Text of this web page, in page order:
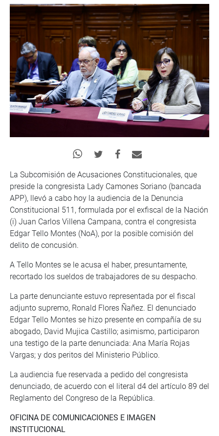
La Subcomisión de Acusaciones Constitucionales, que
preside la congresista Lady Camones Soriano (bancada
APP), llevó a cabo hoy la audiencia de la Denuncia
Constitucional 511, formulada por el exfiscal de la Nación
(i) Juan Carlos Villena Campana, contra el congresista
Edgar Tello Montes (NoA), por la posible comisión del
delito de concusión.
A Tello Montes se le acusa el haber, presuntamente,
recortado los sueldos de trabajadores de su despacho.
La parte denunciante estuvo representada por el fiscal
adjunto supremo, Ronald Flores Ñañez. El denunciado
Edgar Tello Montes se hizo presente en compañía de su
abogado, David Mujica Castillo; asimismo, participaron
una testigo de la parte denunciada: Ana María Rojas
Vargas; y dos peritos del Ministerio Público.
La audiencia fue reservada a pedido del congresista
denunciado, de acuerdo con el literal d4 del artículo 89 del
Reglamento del Congreso de la República.
OFICINA DE COMUNICACIONES E IMAGEN
INSTITUCIONAL